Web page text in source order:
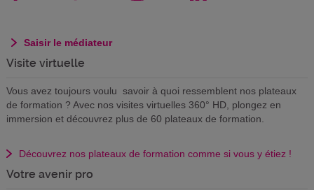
Saisir le médiateur
Visite virtuelle
Vous avez toujours voulu savoir à quoi ressemblent nos plateaux
de formation ? Avec nos visites virtuelles 360° HD, plongez en
immersion et découvrez plus de 60 plateaux de formation.
Découvrez nos plateaux de formation comme si vous y étiez !
Votre avenir pro